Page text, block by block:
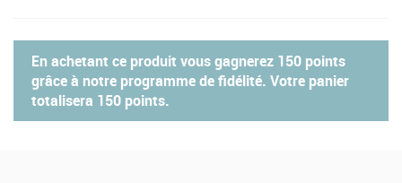
En achetant ce produit vous gagnerez 150 points
grâce à notre programme de fidélité. Votre panier
totalisera 150 points.